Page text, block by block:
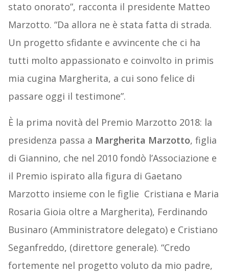
stato onorato”, racconta il presidente Matteo
Marzotto. “Da allora ne è stata fatta di strada.
Un progetto sfidante e avvincente che ci ha
tutti molto appassionato e coinvolto in primis
mia cugina Margherita, a cui sono felice di
passare oggi il testimone”.
È la prima novità del Premio Marzotto 2018: la
presidenza passa a Margherita Marzotto, figlia
di Giannino, che nel 2010 fondò l’Associazione e
il Premio ispirato alla figura di Gaetano
Marzotto insieme con le figlie Cristiana e Maria
Rosaria Gioia oltre a Margherita), Ferdinando
Businaro (Amministratore delegato) e Cristiano
Seganfreddo, (direttore generale). “Credo
fortemente nel progetto voluto da mio padre,